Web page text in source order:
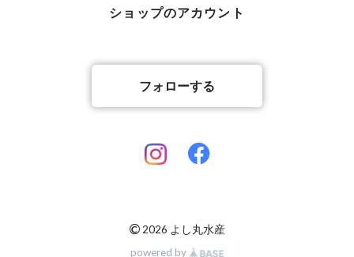
ショップのアカウント
フォローする
©2026 よし丸水産
powered by